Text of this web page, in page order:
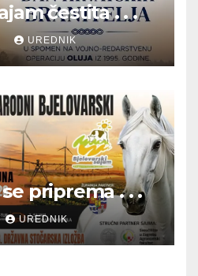
čestita . . .
UREDNIK
priprema . . .
UREDNIK